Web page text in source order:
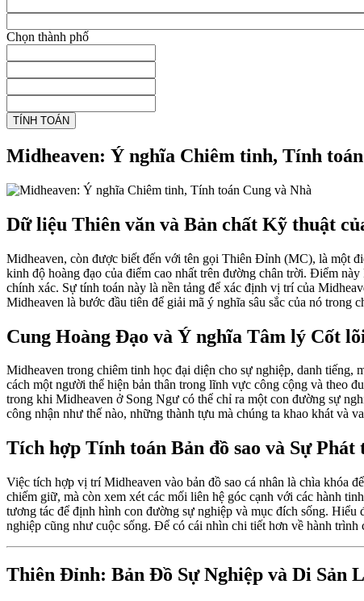
Chọn thành phố
Midheaven: Ý nghĩa Chiêm tinh, Tính
Dữ liệu Thiên văn và Bản chất Kỹ thuật
Midheaven, còn được biết đến với tên gọi Thiên Đỉnh (MC), là một
kinh độ hoàng đạo của điểm cao nhất trên đường chân trời. Điểm
chính xác. Sự tính toán này là nền tảng để xác định vị trí của
Midheaven là bước đầu tiên để giải mã ý nghĩa sâu sắc của nó trong
Cung Hoàng Đạo và Ý nghĩa Tâm lý Cốt
Midheaven trong chiêm tinh học đại diện cho sự nghiệp, danh tiếng,
cách một người thể hiện bản thân trong lĩnh vực công cộng và theo
trong khi Midheaven ở Song Ngư có thể chỉ ra một con đường sự
công nhận như thế nào, những thành tựu mà chúng ta khao khát và
Tích hợp Tính toán Bản đồ sao và Sự
Việc tích hợp vị trí Midheaven vào bản đồ sao cá nhân là chìa khóa
chiếm giữ, mà còn xem xét các mối liên hệ góc cạnh với các hành
tương tác để định hình con đường sự nghiệp và mục đích sống.
nghiệp cũng như cuộc sống. Để có cái nhìn chi tiết hơn về hành trình
Thiên Đỉnh: Bản Đồ Sự Nghiệp và Di Sản